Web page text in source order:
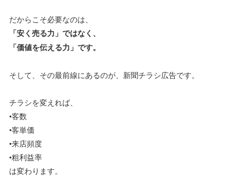
だからこそ必要なのは、
「安く売る力」ではなく、
「価値を伝える力」です。
そして、その最前線にあるのが、新聞チラシ広告です。
チラシを変えれば、
•客数
•客単価
•来店頻度
•粗利益率
は変わります。